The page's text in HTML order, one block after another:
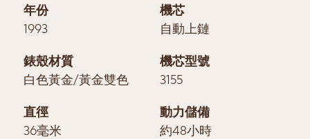
年份
1993
錶殼材質
白色黃金/黃金雙色
直徑
36毫米
機芯
自動上鏈
機芯型號
3155
動力儲備
約48小時